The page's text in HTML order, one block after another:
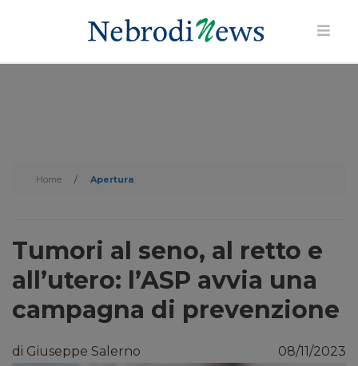
Home / Apertura
Tumori al seno, al retto e
all’utero: l’ASP avvia una
campagna di prevenzione
di Giuseppe Salerno 08/11/2023